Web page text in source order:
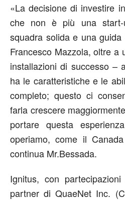
«La decisione di investire
che non è più una start-
squadra solida e una
Francesco Mazzola, oltre a
installazioni di successo –
ha le caratteristiche e le
completo; questo ci
farla crescere
portare questa
operiamo, come il
continua Mr.Bessada.
Ignitus, con
partner di QuaeNet Inc.